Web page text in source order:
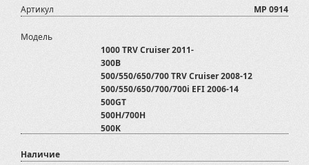
Артикул MP 0914
Модель
1000 TRV Cruiser 2011-
300B
500/550/650/700 TRV Cruiser 2008-12
500/550/650/700/700i EFI 2006-14
500GT
500H/700H
500K
Наличие